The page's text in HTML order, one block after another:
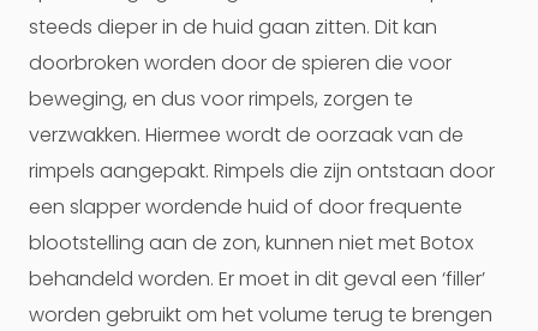
steeds dieper in de huid gaan zitten. Dit kan
doorbroken worden door de spieren die voor
beweging, en dus voor rimpels, zorgen te
verzwakken. Hiermee wordt de oorzaak van de
rimpels aangepakt. Rimpels die zijn ontstaan door
een slapper wordende huid of door frequente
blootstelling aan de zon, kunnen niet met Botox
behandeld worden. Er moet in dit geval een ‘filler’
worden gebruikt om het volume terug te brengen